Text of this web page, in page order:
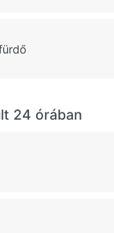
24 órában